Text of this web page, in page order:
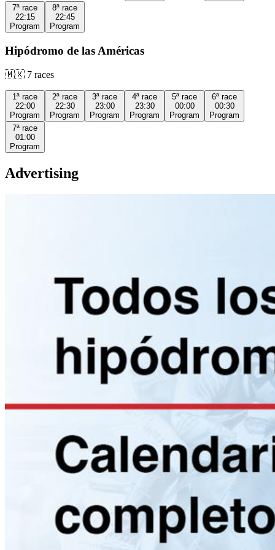
7ª race
22:15
Program
8ª race
22:45
Program
Hipódromo de las Américas
🇲🇽 7 races
1ª race
22:00
Program
2ª race
22:30
Program
3ª race
23:00
Program
4ª race
23:30
Program
5ª race
00:00
Program
6ª race
00:30
Program
7ª race
01:00
Program
Advertising